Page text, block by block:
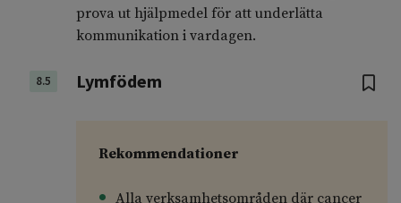
prova ut hjälpmedel för att underlätta
kommunikation i vardagen.
8.5 Lymfödem
Rekommendationer
Alla verksamhetsområden där cancer